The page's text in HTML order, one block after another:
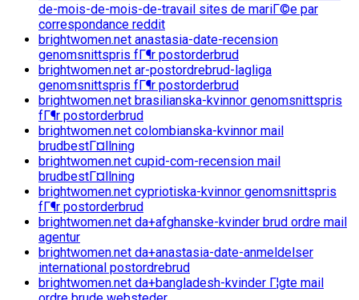
de-mois-de-mois-de-travail sites de mariГ©e par
correspondance reddit
brightwomen.net anastasia-date-recension
genomsnittspris fГ¶r postorderbrud
brightwomen.net ar-postordrebrud-lagliga
genomsnittspris fГ¶r postorderbrud
brightwomen.net brasilianska-kvinnor genomsnittspris
fГ¶r postorderbrud
brightwomen.net colombianska-kvinnor mail
brudbestГ¤llning
brightwomen.net cupid-com-recension mail
brudbestГ¤llning
brightwomen.net cypriotiska-kvinnor genomsnittspris
fГ¶r postorderbrud
brightwomen.net da+afghanske-kvinder brud ordre mail
agentur
brightwomen.net da+anastasia-date-anmeldelser
international postordrebrud
brightwomen.net da+bangladesh-kvinder Г¦gte mail